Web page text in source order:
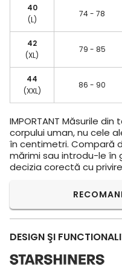
40
(L)
74 - 78
42
(XL)
79 - 85
44
(XXL)
86 - 90
IMPORTANT Măsurile din
corpului uman, nu cele
în centimetri. Compară
mărimi sau introdu-le în
decizia corectă cu
DESIGN ŞI